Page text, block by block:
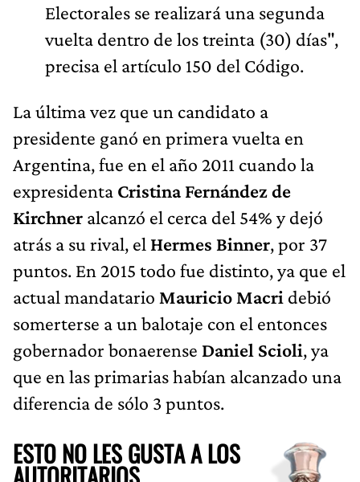
Electorales se realizará una segunda
vuelta dentro de los treinta (30) días",
precisa el artículo 150 del Código.
La última vez que un candidato a
presidente ganó en primera vuelta en
Argentina, fue en el año 2011 cuando la
expresidenta Cristina Fernández de
Kirchner alcanzó el cerca del 54% y dejó
atrás a su rival, el Hermes Binner, por 37
puntos. En 2015 todo fue distinto, ya que el
actual mandatario Mauricio Macri debió
somerterse a un balotaje con el entonces
gobernador bonaerense Daniel Scioli, ya
que en las primarias habían alcanzado una
diferencia de sólo 3 puntos.
ESTO NO LES GUSTA A LOS